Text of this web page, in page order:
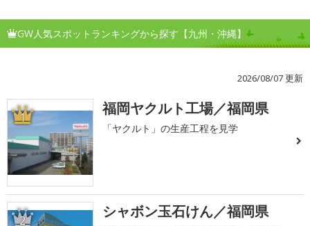
GW人気スポットランキングから探す【九州・沖縄】
2026/08/07 更新
1 福岡ヤクルト工場／福岡県
「ヤクルト」の生産工程を見学
2 シャボン玉石けん／福岡県